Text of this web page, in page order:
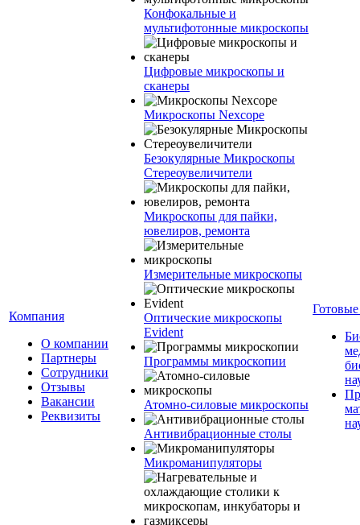
Компания
О компании
Партнеры
Сотрудники
Отзывы
Вакансии
Реквизиты
Конфокальные и
мультифотонные микроскопы
Цифровые микроскопы и
сканеры
Микроскопы Nexcope
Безокулярные Микроскопы
Стереоувеличители
Микроскопы для пайки,
ювелиров, ремонта
Измерительные микроскопы
Оптические микроскопы
Evident
Программы микроскопии
Атомно-силовые микроскопы
Антивибрационные столы
Микроманипуляторы